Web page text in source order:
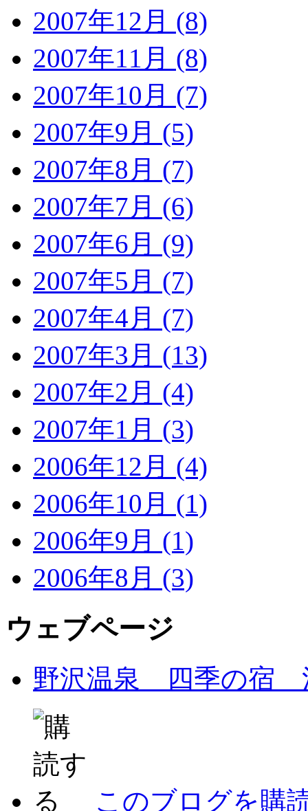
2007年12月 (8)
2007年11月 (8)
2007年10月 (7)
2007年9月 (5)
2007年8月 (7)
2007年7月 (6)
2007年6月 (9)
2007年5月 (7)
2007年4月 (7)
2007年3月 (13)
2007年2月 (4)
2007年1月 (3)
2006年12月 (4)
2006年10月 (1)
2006年9月 (1)
2006年8月 (3)
ウェブページ
野沢温泉 四季の宿
このブログを購